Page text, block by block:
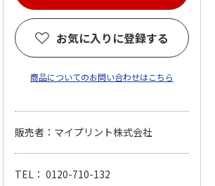
お気に入りに登録する
商品についてのお問い合わせはこちら
販売者：マイプリント株式会社
TEL： 0120-710-132